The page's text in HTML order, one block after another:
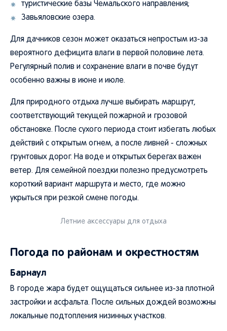
туристические базы Чемальского направления;
Завьяловские озера.
Для дачников сезон может оказаться непростым из-за
вероятного дефицита влаги в первой половине лета.
Регулярный полив и сохранение влаги в почве будут
особенно важны в июне и июле.
Для природного отдыха лучше выбирать маршрут,
соответствующий текущей пожарной и грозовой
обстановке. После сухого периода стоит избегать любых
действий с открытым огнем, а после ливней - сложных
грунтовых дорог. На воде и открытых берегах важен
ветер. Для семейной поездки полезно предусмотреть
короткий вариант маршрута и место, где можно
укрыться при резкой смене погоды.
Летние аксессуары для отдыха
Погода по районам и окрестностям
Барнаул
В городе жара будет ощущаться сильнее из-за плотной
застройки и асфальта. После сильных дождей возможны
локальные подтопления низинных участков.